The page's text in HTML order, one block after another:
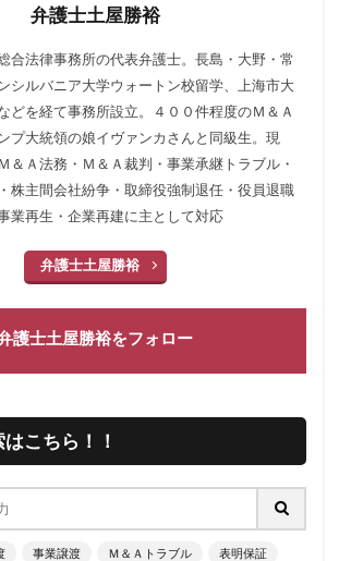
弁護士土屋勝裕
合法律事務所の代表弁護士。長島・大野・常
シルバニア大学ウォートン校留学、上海市大
どを経て事務所設立。４００件程度のＭ＆Ａ
プ大統領の娘イヴァンカさんと同級生。現
＆Ａ法務・Ｍ＆Ａ裁判・事業承継トラブル・
株主間会社紛争・取締役強制退任・役員退職
業再生・企業再建に主として対応
弁護士土屋勝裕
護士土屋勝裕をフォロー
こちら！！
事業譲渡 Ｍ＆Ａトラブル 表明保証